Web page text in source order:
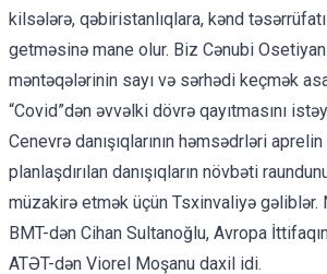
kilsələrə, qəbiristanlıqlara, kənd
getməsinə mane olur. Biz Cənubi
məntəqələrinin sayı və sərhədi keçmək
“Covid”dən əvvəlki dövrə qayıtmasını
Cenevrə danışıqlarının həmsədrləri
planlaşdırılan danışıqların növbəti
müzakirə etmək üçün Tsxinvaliyə gəliblər.
BMT-dən Cihan Sultanoğlu, Avropa
ATƏT-dən Viorel Moşanu daxil idi.